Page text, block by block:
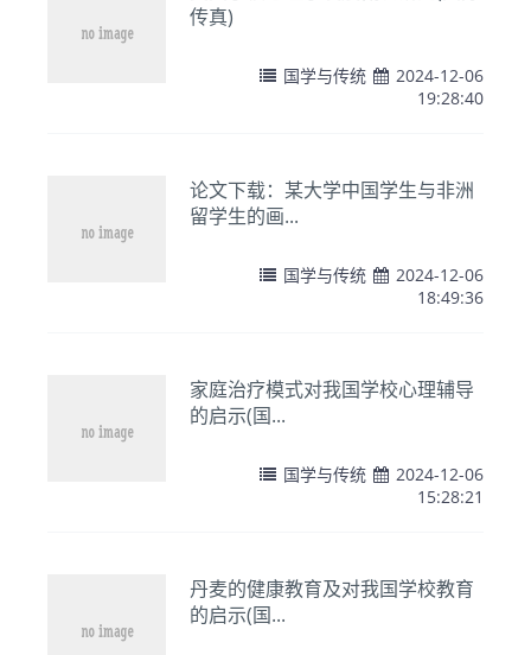
传真)
国学与传统
2024-12-06
19:28:40
论文下载：某大学中国学生与非洲
留学生的画...
国学与传统
2024-12-06
18:49:36
家庭治疗模式对我国学校心理辅导
的启示(国...
国学与传统
2024-12-06
15:28:21
丹麦的健康教育及对我国学校教育
的启示(国...